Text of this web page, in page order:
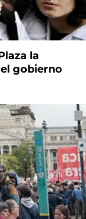
la
gobierno